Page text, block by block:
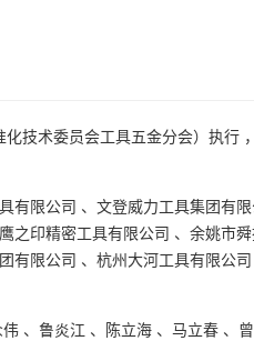
化技术委员会工具五金分会）执行
有限公司 、 文登威力工具集团有限
之印精密工具有限公司 、 余姚市
有限公司 、 杭州大河工具有限公司
伟 、 鲁炎江 、 陈立海 、 马立春 、